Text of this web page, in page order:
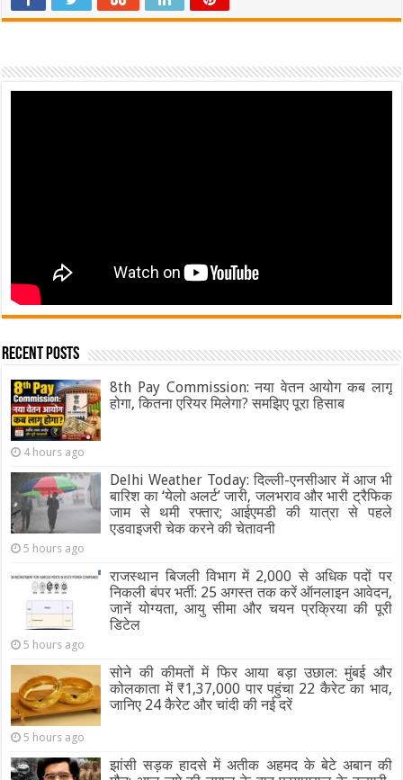
Recent Posts
8th Pay Commission: नया वेतन आयोग कब लागू
होगा, कितना एरियर मिलेगा? समझिए पूरा हिसाब
4 hours ago
Delhi Weather Today: दिल्ली-एनसीआर में आज भी
बारिश का ‘येलो अलर्ट’ जारी, जलभराव और भारी ट्रैफिक
जाम से थमी रफ्तार; आईएमडी की यात्रा से पहले
एडवाइजरी चेक करने की चेतावनी
5 hours ago
राजस्थान बिजली विभाग में 2,000 से अधिक पदों पर
निकली बंपर भर्ती: 25 अगस्त तक करें ऑनलाइन आवेदन,
जानें योग्यता, आयु सीमा और चयन प्रक्रिया की पूरी
डिटेल
5 hours ago
सोने की कीमतों में फिर आया बड़ा उछाल: मुंबई और
कोलकाता में ₹1,37,000 पार पहुंचा 22 कैरेट का भाव,
जानिए 24 कैरेट और चांदी की नई दरें
5 hours ago
झांसी सड़क हादसे में अतीक अहमद के बेटे अबान की